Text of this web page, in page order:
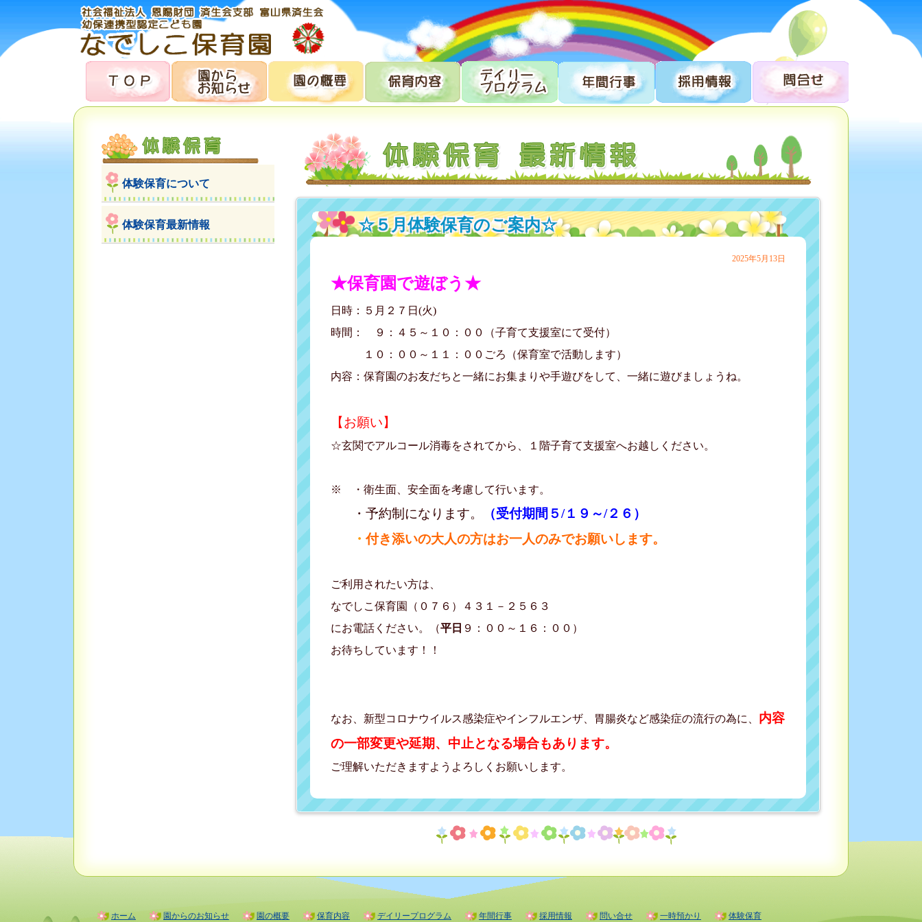
☆５月体験保育のご案内☆
2025年5月13日
★保育園で遊ぼう★
日時：５月２７日(火)
時間： ９：４５～１０：００（子育て支援室にて受付）
１０：００～１１：００ごろ（保育室で活動します）
内容：保育園のお友だちと一緒にお集まりや手遊びをして、一緒に遊びましょうね。
【お願い】
☆玄関でアルコール消毒をされてから、１階子育て支援室へお越しください。
※ ・衛生面、安全面を考慮して行います。
・予約制になります。
（受付期間５/１９～/２６）
・ 付き添いの大人の方はお一人のみでお願いします。
ご利用されたい方は、
なでしこ保育園（０７６）４３１－２５６３
にお電話ください。（平日 ９：００～１６：００）
お待ちしています！！
なお、新型コロナウイルス感染症やインフルエンザ、胃腸炎など感染症の流行の為に、 内容
の一部変更や延期、中止となる場合もあります。
ご理解いただきますようよろしくお願いします。
体験保育について
体験保育最新情報
ホーム 園からのお知らせ 園の概要 保育内容 デイリープログラム 年間行事 採用情報 問い合せ 一時預かり 体験保育